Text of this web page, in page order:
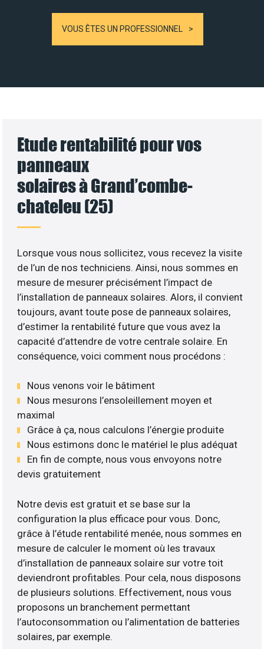
VOUS ÊTES UN PROFESSIONNEL
Etude rentabilité pour vos
panneaux
solaires à Grand’combe-
chateleu (25)
Lorsque vous nous sollicitez, vous recevez la visite
de l’un de nos techniciens. Ainsi, nous sommes en
mesure de mesurer précisément l’impact de
l’installation de panneaux solaires. Alors, il convient
toujours, avant toute pose de panneaux solaires,
d’estimer la rentabilité future que vous avez la
capacité d’attendre de votre centrale solaire. En
conséquence, voici comment nous procédons :
Nous venons voir le bâtiment
Nous mesurons l’ensoleillement moyen et
maximal
Grâce à ça, nous calculons l’énergie produite
Nous estimons donc le matériel le plus adéquat
En fin de compte, nous vous envoyons notre
devis gratuitement
Notre devis est gratuit et se base sur la
configuration la plus efficace pour vous. Donc,
grâce à l’étude rentabilité menée, nous sommes en
mesure de calculer le moment où les travaux
d’installation de panneaux solaire sur votre toit
deviendront profitables. Pour cela, nous disposons
de plusieurs solutions. Effectivement, nous vous
proposons un branchement permettant
l’autoconsommation ou l’alimentation de batteries
solaires, par exemple.